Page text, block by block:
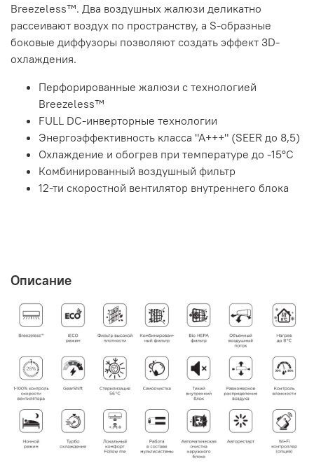
Breezeless™. Два воздушных жалюзи деликатно
рассеивают воздух по пространству, а S-образные
боковые диффузоры позволяют создать эффект 3D-
охлаждения.
Перфорированные жалюзи с технологией
Breezeless™
FULL DC-инверторные технологии
Энергоэффективность класса "А+++" (SEER до 8,5)
Охлаждение и обогрев при температуре до -15°C
Комбинированный воздушный фильтр
12-ти скоростной вентилятор внутреннего блока
Описание